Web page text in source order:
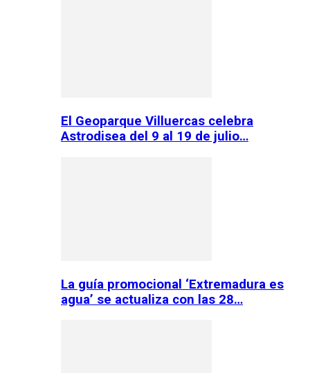
El Geoparque Villuercas celebra
Astrodisea del 9 al 19 de julio…
La guía promocional ‘Extremadura es
agua’ se actualiza con las 28…